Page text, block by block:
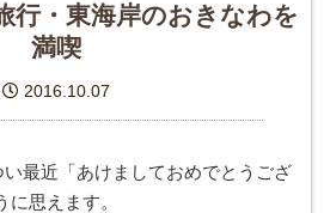
行・東海岸のおきなわを
満喫
2016.10.07
最近「あけましておめでとうござ
思えます。